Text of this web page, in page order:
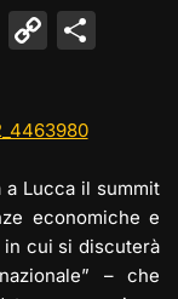
E
l
C
y
Li
n
k
vi
di
a Lucca il summit
economiche e
in cui si discuterà
– che